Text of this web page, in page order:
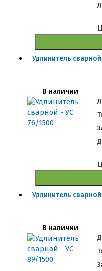
Удлинитель
В наличии
Удлинитель
В наличии